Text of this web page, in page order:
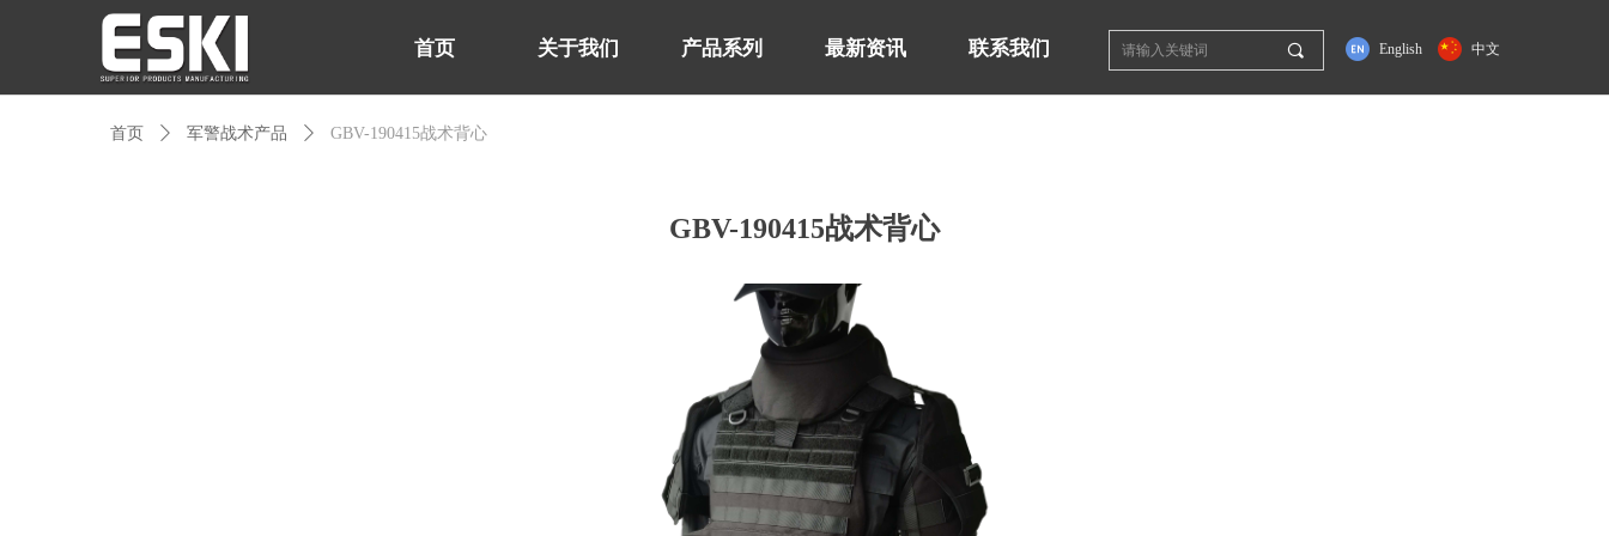
首页
首页
关于我们 产品系列 最新资讯 联系我们 English 中文
끠
首页 ꄲ 军警战术产品 ꄲ GBV-190415战术背心
GBV-190415战术背心